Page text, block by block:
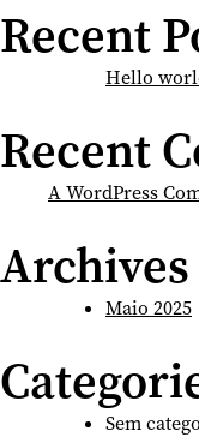
Recent
Hello
Recent
A WordPress
Archives
Maio 2025
Sem